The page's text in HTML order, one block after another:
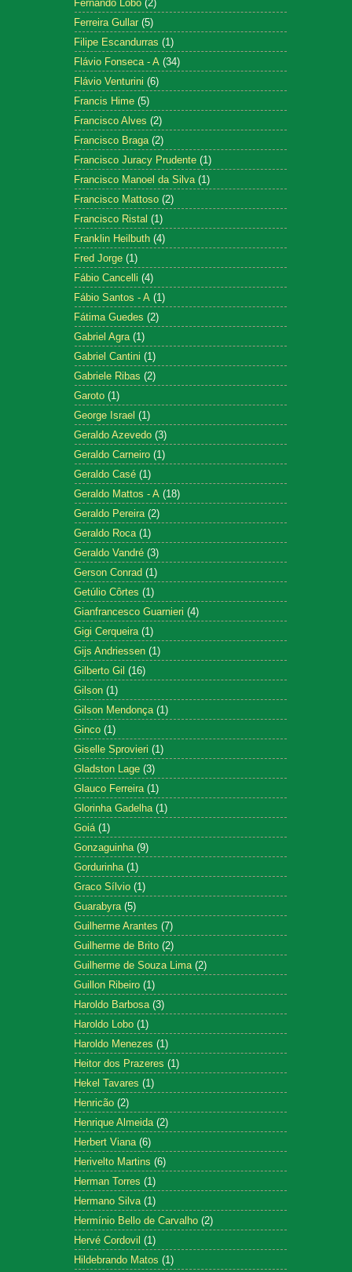
Fernando Lobo (2)
Ferreira Gullar (5)
Filipe Escandurras (1)
Flávio Fonseca - A (34)
Flávio Venturini (6)
Francis Hime (5)
Francisco Alves (2)
Francisco Braga (2)
Francisco Juracy Prudente (1)
Francisco Manoel da Silva (1)
Francisco Mattoso (2)
Francisco Ristal (1)
Franklin Heilbuth (4)
Fred Jorge (1)
Fábio Cancelli (4)
Fábio Santos - A (1)
Fátima Guedes (2)
Gabriel Agra (1)
Gabriel Cantini (1)
Gabriele Ribas (2)
Garoto (1)
George Israel (1)
Geraldo Azevedo (3)
Geraldo Carneiro (1)
Geraldo Casé (1)
Geraldo Mattos - A (18)
Geraldo Pereira (2)
Geraldo Roca (1)
Geraldo Vandré (3)
Gerson Conrad (1)
Getúlio Côrtes (1)
Gianfrancesco Guarnieri (4)
Gigi Cerqueira (1)
Gijs Andriessen (1)
Gilberto Gil (16)
Gilson (1)
Gilson Mendonça (1)
Ginco (1)
Giselle Sprovieri (1)
Gladston Lage (3)
Glauco Ferreira (1)
Glorinha Gadelha (1)
Goiá (1)
Gonzaguinha (9)
Gordurinha (1)
Graco Sílvio (1)
Guarabyra (5)
Guilherme Arantes (7)
Guilherme de Brito (2)
Guilherme de Souza Lima (2)
Guillon Ribeiro (1)
Haroldo Barbosa (3)
Haroldo Lobo (1)
Haroldo Menezes (1)
Heitor dos Prazeres (1)
Hekel Tavares (1)
Henricão (2)
Henrique Almeida (2)
Herbert Viana (6)
Herivelto Martins (6)
Herman Torres (1)
Hermano Silva (1)
Hermínio Bello de Carvalho (2)
Hervé Cordovil (1)
Hildebrando Matos (1)